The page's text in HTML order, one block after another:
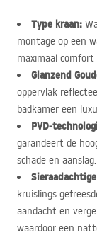
Type kraan:
montage op een
maximaal comfort
Glanzend
oppervlak
badkamer een
PVD-
garandeert de
schade en aanslag.
kruislings
aandacht en
waardoor een